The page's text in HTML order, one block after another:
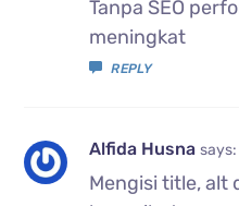
Tanpa SEO
meningkat
REPLY
Alfida Husnasays:
Mengisi title, alt